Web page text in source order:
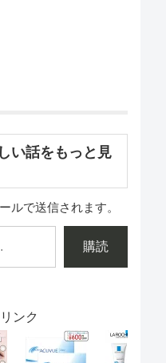
い話をもっと見
ルで送信されます。
購読
ンク